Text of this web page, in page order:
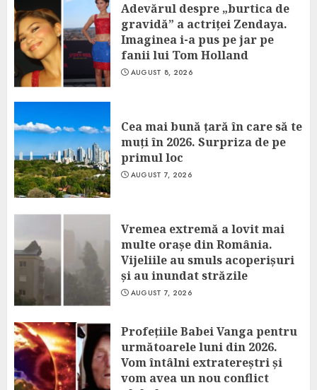
Adevărul despre „burtica de
gravidă” a actriței Zendaya.
Imaginea i-a pus pe jar pe
fanii lui Tom Holland
AUGUST 8, 2026
Cea mai bună țară în care să te
muți în 2026. Surpriza de pe
primul loc
AUGUST 7, 2026
Vremea extremă a lovit mai
multe orașe din România.
Vijeliile au smuls acoperișuri
și au inundat străzile
AUGUST 7, 2026
Profețiile Babei Vanga pentru
următoarele luni din 2026.
Vom întâlni extratereștri și
vom avea un nou conflict